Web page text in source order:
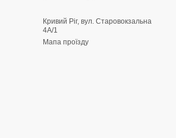
до димоходу.
не тільки для опалення, але й
та економічними в експлуатації.
Конструкція котлів виконана з
Кривий Ріг, вул. Старовокзальна
4А/1
Мапа проїзду